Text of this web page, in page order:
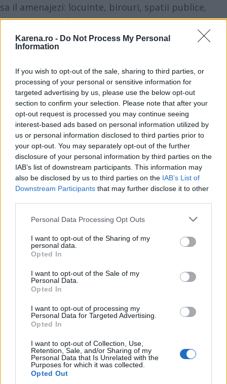
Karena.ro - Do Not Process My Personal
Information
If you wish to opt-out of the sale, sharing to third parties, or
processing of your personal or sensitive information for
targeted advertising by us, please use the below opt-out
section to confirm your selection. Please note that after your
opt-out request is processed you may continue seeing
interest-based ads based on personal information utilized by
us or personal information disclosed to third parties prior to
your opt-out. You may separately opt-out of the further
disclosure of your personal information by third parties on the
IAB’s list of downstream participants. This information may
also be disclosed by us to third parties on the IAB’s List of
Downstream Participants that may further disclose it to other
Please note that this website/app uses one or more Google
not limited to your visit or usage behaviour. You may click to
grant or deny consent to Google and its third-party tags to
use your data for below specified purposes in below Google
consent section.
Personal Data Processing Opt Outs
I want to opt-out of the Sharing of my
personal data.
Opted In
I want to opt-out of the Sale of my
Personal Data.
Opted In
I want to opt-out of processing my
Personal Data for Targeted Advertising.
Opted In
I want to opt-out of Collection, Use,
Retention, Sale, and/or Sharing of my
Personal Data that Is Unrelated with the
Purposes for which it was collected.
Opted Out
sa il amenajezi: locuinte, birouri, spatii publice,
spatii comerciale (magazine, centre comerciale) etc.
Printre cele mai apreciate si cumparate piese de
mobilier din lemn masiv comercializate de
incluse in colectiile Volga, Baroco, Napoleone sau
Noble. Toate pot fi vizionate in showroom sau la
adresa web mentionata anterior.
Imaginatie, creativitate, eleganta si bun gust
La Noblesse Interiors lucreaza adevarati
profesionisti, carora le place sa isi foloseasca
cunostintele, imaginatia si creativitatea pentru a
oferi celor interesati cele mai bune servicii de
consultanta. Echipa Noblesse Interiors este
formata din persoane care apreciaza bunulgust,
eleganta si rafinamentul.
In cadrul site-ului, clientii pot alege criterii specifice
Astfel, oricine poate alege dupa:
- stil: clasic, contemporan, modern sau vintage-
industrial;
- finisaje: lemn, piele, piele ecologica, sticla, metal;
Kronos, Kenton, Web Evolution, Silvano etc.
Inclusiv la capitolul cromatica, exista o paleta
foarte variata, indiferent de tipul de material sau